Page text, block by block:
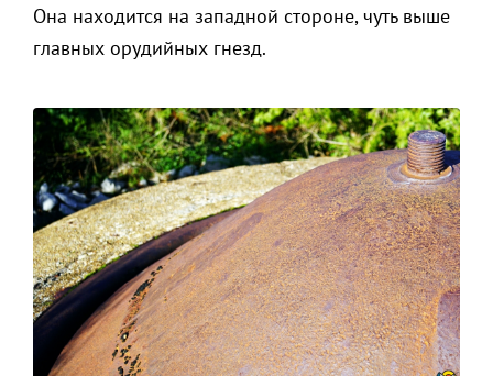
Она находится на западной стороне, чуть выше
главных орудийных гнезд.